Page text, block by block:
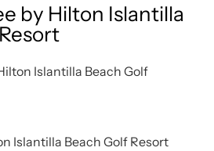
by Hilton Islantilla
Islantilla Beach Golf Resort